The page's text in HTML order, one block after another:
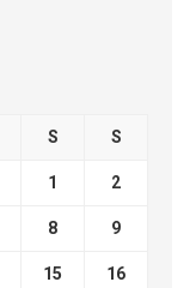
S S
1 2
8 9
15 16